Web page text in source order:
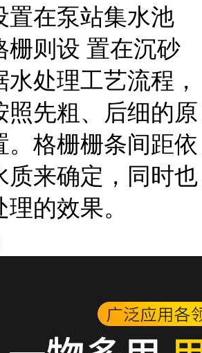
置在泵站集水池
栅则设 置在沉砂
处理工艺流程，
照先粗、后细的原
。格栅栅条间距依
质来确定，同时也
的效果。